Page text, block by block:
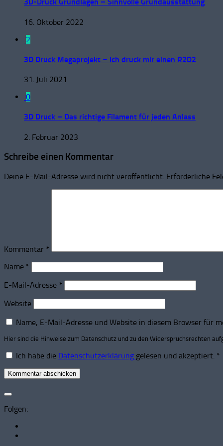
16. Oktober 2022
2
3D Druck Megaprojekt – Ich druck mir einen R2D2
31. Juli 2021
0
3D Druck – Das richtige Filament für jeden Anlass
2. Februar 2023
Schreibe einen Kommentar
Deine E-Mail-Adresse wird nicht veröffentlicht. Erforderliche
Kommentar *
Name *
E-Mail-Adresse *
Website
Name, E-Mail-Adresse und Website in diesem Browser für
Hier sind die Hinweise zum Datenschutz und zu den Widerspruchsrechten
Ich habe die Datenschutzerklärung gelesen und akzeptiert. *
Folgen: